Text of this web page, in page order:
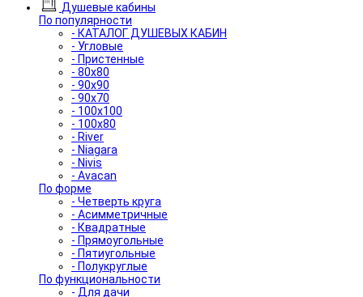
Душевые кабины
По популярности
- КАТАЛОГ ДУШЕВЫХ КАБИН
- Угловые
- Пристенные
- 80x80
- 90x90
- 90x70
- 100x100
- 100x80
- River
- Niagara
- Nivis
- Avacan
По форме
- Четверть круга
- Асимметричные
- Квадратные
- Прямоугольные
- Пятиугольные
- Полукруглые
По функциональности
- Для дачи